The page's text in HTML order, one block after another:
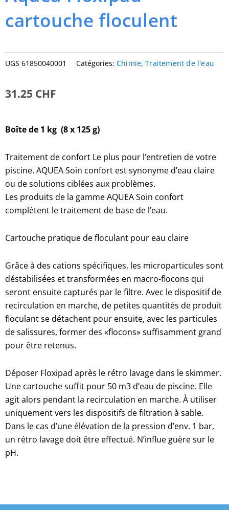
cartouche floculent
UGS 61850040001 Catégories: Chimie,Traitement de l'eau
31.25 CHF
Boîte de 1 kg (8 x 125 g)
Traitement de confort Le plus pour l’entretien de votre
piscine. AQUEA Soin confort est synonyme d’eau claire
ou de solutions ciblées aux problèmes.
Les produits de la gamme AQUEA Soin confort
complètent le traitement de base de l’eau.
Cartouche pratique de floculant pour eau claire
Grâce à des cations spécifiques, les microparticules sont
déstabilisées et transformées en macro-flocons qui
seront ensuite capturés par le filtre. Avec le dispositif de
recirculation en marche, de petites quantités de produit
floculant se détachent pour ensuite, avec les particules
de salissures, former des «flocons» suffisamment grand
pour être retenus.
Déposer Floxipad après le rétro lavage dans le skimmer.
Une cartouche suffit pour 50 m3 d’eau de piscine. Elle
agit alors pendant la recirculation en marche. À utiliser
uniquement vers les dispositifs de filtration à sable.
Dans le cas d’une élévation de la pression d’env. 1 bar,
un rétro lavage doit être effectué. N’influe guère sur le
pH.